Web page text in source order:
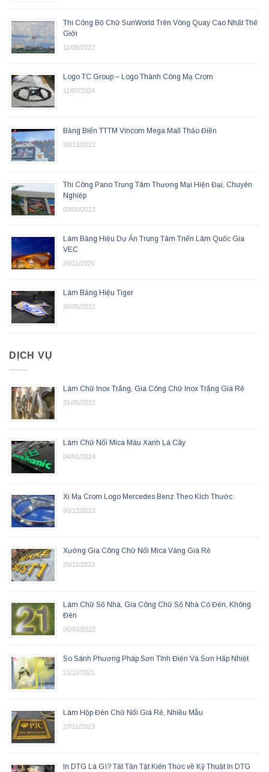
Thi Công Bộ Chữ SunWorld Trên Vòng Quay Cao Nhất Thế
Giới
11/08/2022
Logo TC Group – Logo Thành Công Mạ Crom
11/07/2024
Bảng Biển TTTM Vincom Mega Mall Thảo Điền
30/12/2022
Thi Công Pano Trung Tâm Thương Mại Hiện Đại, Chuyên
Nghiệp
03/06/2022
Làm Bảng Hiệu Dự Án Trung Tâm Triển Lãm Quốc Gia
VEC
26/11/2025
Làm Bảng Hiệu Tiger
26/05/2022
DỊCH VỤ
Làm Chữ Inox Trắng, Gia Công Chữ Inox Trắng Giá Rẻ
31/05/2022
Làm Chữ Nổi Mica Màu Xanh Lá Cây
04/01/2024
Xi Mạ Crom Logo Mercedes Benz Theo Kích Thước
30/12/2023
Xưởng Gia Công Chữ Nổi Mica Vàng Giá Rẻ
25/11/2023
Làm Chữ Số Nhà, Gia Công Chữ Số Nhà Có Đèn, Không
Đèn
05/03/2022
So Sánh Phương Pháp Sơn Tĩnh Điện Và Sơn Hấp Nhiệt
21/11/2021
Làm Hộp Đèn Chữ Nổi Giá Rẻ, Nhiều Mẫu
27/11/2023
In DTG Là Gì? Tất Tần Tật Kiến Thức về Kỹ Thuật In DTG